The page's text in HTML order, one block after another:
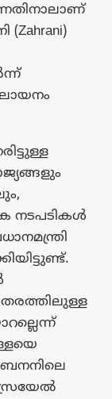
നടപടികൾ